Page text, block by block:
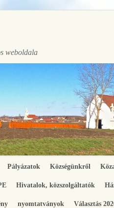
weboldala
Pályázatok Községünkről
Hivatalok, közszolgáltatók
nyomtatványok Választás